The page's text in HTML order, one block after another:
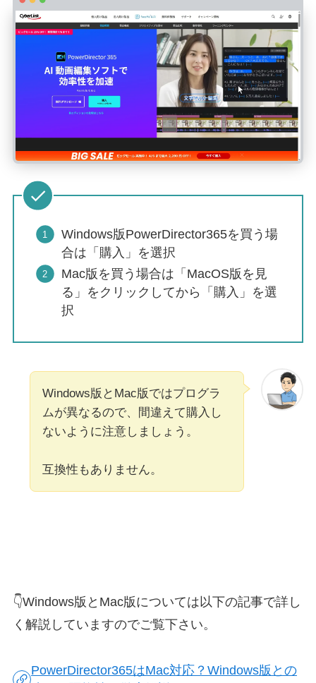
Windows版PowerDirector365を買う場
合は「購入」を選択
Mac版を買う場合は「MacOS版を見
る」をクリックしてから「購入」を選
択
Windows版とMac版ではプログラ
ムが異なるので、間違えて購入し
ないように注意しましょう。
互換性もありません。
👇Windows版とMac版については以下の記事で詳し
く解説していますのでご覧下さい。
PowerDirector365はMac対応？Windows版との